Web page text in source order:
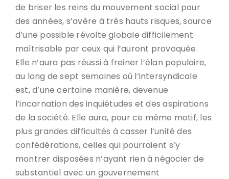
de briser les reins du mouvement social pour
des années, s’avère à très hauts risques, source
d’une possible révolte globale difficilement
maîtrisable par ceux qui l’auront provoquée.
Elle n’aura pas réussi à freiner l’élan populaire,
au long de sept semaines où l’intersyndicale
est, d’une certaine manière, devenue
l’incarnation des inquiétudes et des aspirations
de la société. Elle aura, pour ce même motif, les
plus grandes difficultés à casser l’unité des
confédérations, celles qui pourraient s’y
montrer disposées n’ayant rien à négocier de
substantiel avec un gouvernement